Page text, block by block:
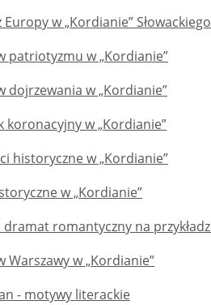
Europy w „Kordianie” Słowackiego
patriotyzmu w „Kordianie”
dojrzewania w „Kordianie”
koronacyjny w „Kordianie”
historyczne w „Kordianie”
w „Kordianie”
dramat romantyczny na
Warszawy w „Kordianie”
- motywy literackie